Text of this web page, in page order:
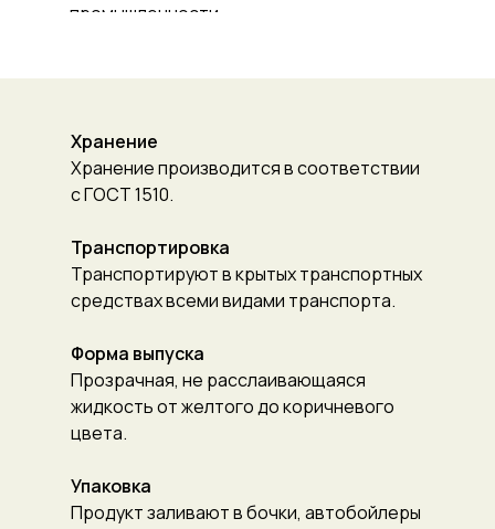
промышленности.
Хранение
Хранение производится в соответствии
с ГОСТ 1510.
Транспортировка
Транспортируют в крытых транспортных
средствах всеми видами транспорта.
Форма выпуска
Прозрачная, не расслаивающаяся
жидкость от желтого до коричневого
цвета.
Упаковка
Продукт заливают в бочки, автобойлеры